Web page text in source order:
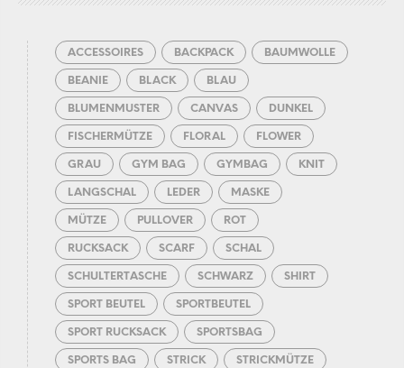
ACCESSOIRES BACKPACK BAUMWOLLE
BEANIE BLACK BLAU
BLUMENMUSTER CANVAS DUNKEL
FISCHERMÜTZE FLORAL FLOWER
GRAU GYM BAG GYMBAG KNIT
LANGSCHAL LEDER MASKE
MÜTZE PULLOVER ROT
RUCKSACK SCARF SCHAL
SCHULTERTASCHE SCHWARZ SHIRT
SPORT BEUTEL SPORTBEUTEL
SPORT RUCKSACK SPORTSBAG
SPORTS BAG STRICK STRICKMÜTZE